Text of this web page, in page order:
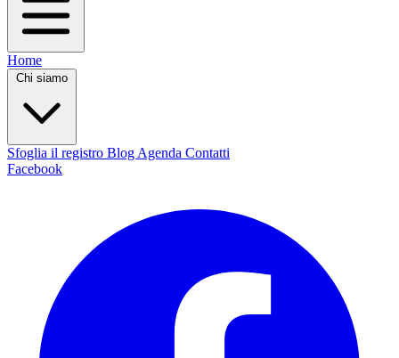
Home
Chi siamo
Sfoglia il registro Blog Agenda Contatti
Facebook